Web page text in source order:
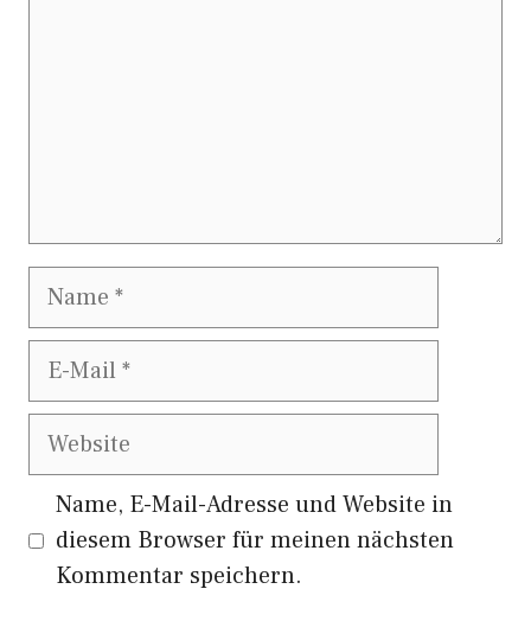
Name
E-
Website
Name, E-Mail-Adresse und Website in
diesem Browser für meinen nächsten
Kommentar speichern.